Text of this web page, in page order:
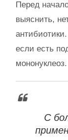
Перед
выяснить,
если есть
мононуклеоз.
С